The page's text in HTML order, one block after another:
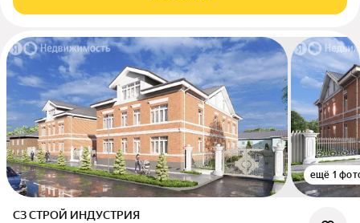
ещё 1
СЗ СТРОЙ ИНДУСТРИЯ